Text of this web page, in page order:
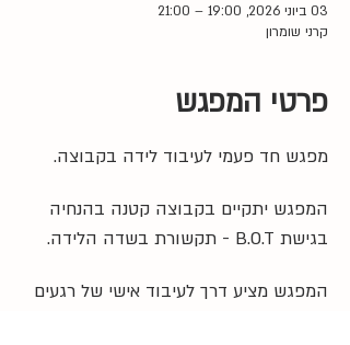
03 ביוני 2026, 19:00 – 21:00
קרני שומרון
פרטי המפגש
מפגש חד פעמי לעיבוד לידה בקבוצה.
המפגש יתקיים בקבוצה קטנה בהנחיה
בגישת B.O.T - תקשורת בשדה הלידה.
המפגש מציע דרך לעיבוד אישי של רגעים